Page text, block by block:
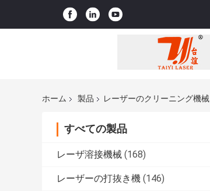
ホーム 製品 レーザーのクリーニング機械
すべての製品
レーザ溶接機械 (168)
レーザーの打抜き機 (146)